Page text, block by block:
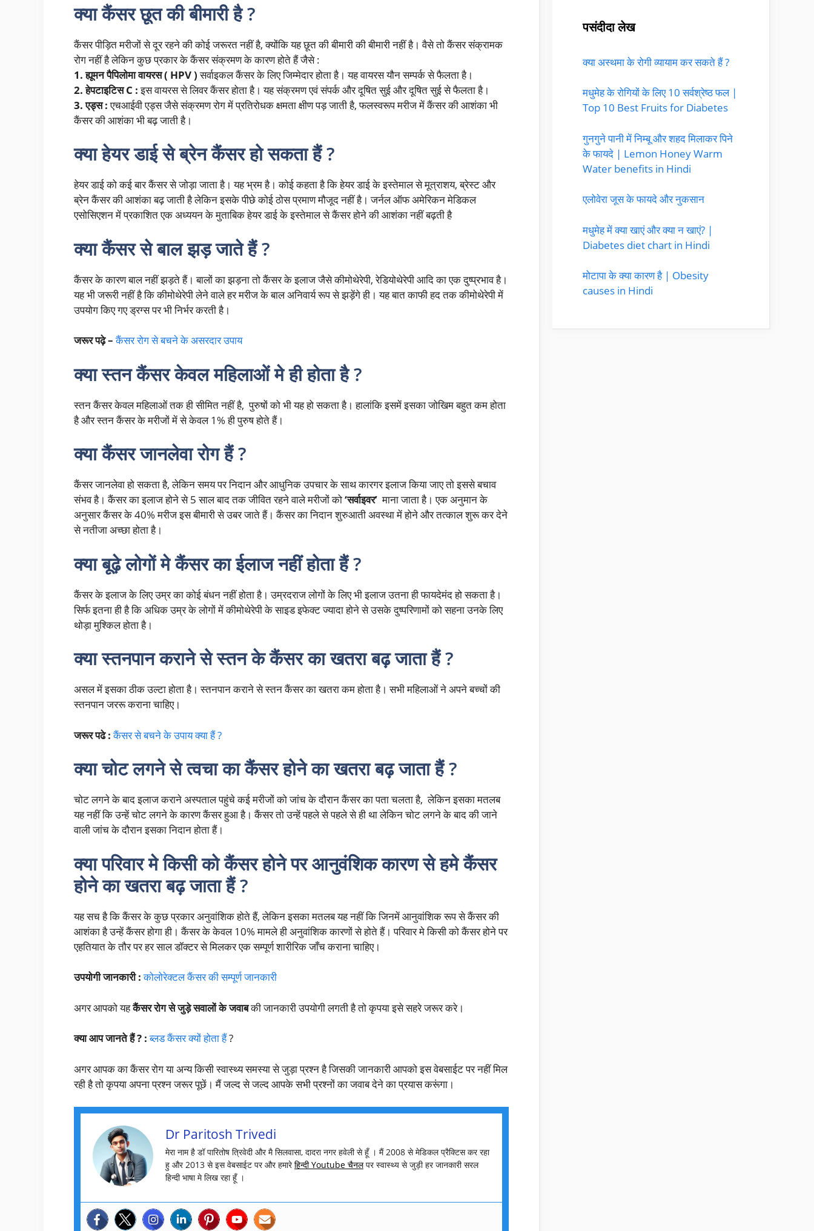
क्या कैंसर छूत की बीमारी है ?
कैंसर पीड़ित मरीजों से दूर रहने की कोई जरूरत नहीं है, क्योंकि यह छूत की बीमारी की बीमारी नहीं है। वैसे तो कैंसर संक्रामक
रोग नहीं है लेकिन कुछ प्रकार के कैंसर संक्रमण के कारण होते हैं जैसे :
1. ह्यूमन पैपिलोमा वायरस ( HPV )सर्वाइकल कैंसर के लिए जिम्मेदार होता है। यह वायरस यौन सम्पर्क से फैलता है।
2. हेपटाइटिस C :इस वायरस से लिवर कैंसर होता है। यह संक्रमण एवं संपर्क और दूषित सुई और दूषित सुई से फैलता है।
3. एड्स :एचआईवी एड्स जैसे संक्रमण रोग में प्रतिरोधक क्षमता क्षीण पड़ जाती है, फलस्वरूप मरीज में कैंसर की आशंका भी
कैंसर की आशंका भी बढ़ जाती है।
क्या हेयर डाई से ब्रेन कैंसर हो सकता हैं ?
हेयर डाई को कई बार कैंसर से जोड़ा जाता है। यह भ्रम है। कोई कहता है कि हेयर डाई के इस्तेमाल से मूत्राशय, ब्रेस्ट और
ब्रेन कैंसर की आशंका बढ़ जाती है लेकिन इसके पीछे कोई ठोस प्रमाण मौजूद नहीं है। जर्नल ऑफ अमेरिकन मेडिकल
एसोसिएशन में प्रकाशित एक अध्ययन के मुताबिक हेयर डाई के इस्तेमाल से कैंसर होने की आशंका नहीं बढ़ती है
क्या कैंसर से बाल झड़ जाते हैं ?
कैंसर के कारण बाल नहीं झड़ते हैं। बालों का झड़ना तो कैंसर के इलाज जैसे कीमोथेरेपी, रेडियोथेरेपी आदि का एक दुष्प्रभाव है।
यह भी जरूरी नहीं है कि कीमोथेरेपी लेने वाले हर मरीज के बाल अनिवार्य रूप से झड़ेंगे ही। यह बात काफी हद तक कीमोथेरेपी में
उपयोग किए गए ड्रग्स पर भी निर्भर करती है।
जरूर पढ़े –कैंसर रोग से बचने के असरदार उपाय
क्या स्तन कैंसर केवल महिलाओं मे ही होता है ?
स्तन कैंसर केवल महिलाओं तक ही सीमित नहीं है, पुरुषों को भी यह हो सकता है। हालांकि इसमें इसका जोखिम बहुत कम होता
है और स्तन कैंसर के मरीजों में से केवल 1% ही पुरुष होते हैं।
क्या कैंसर जानलेवा रोग हैं ?
कैंसर जानलेवा हो सकता है, लेकिन समय पर निदान और आधुनिक उपचार के साथ कारगर इलाज किया जाए तो इससे बचाव
संभव है। कैंसर का इलाज होने से 5 साल बाद तक जीवित रहने वाले मरीजों को‘सर्वाइवर’ माना जाता है। एक अनुमान के
अनुसार कैंसर के 40% मरीज इस बीमारी से उबर जाते हैं। कैंसर का निदान शुरुआती अवस्था में होने और तत्काल शुरू कर देने
से नतीजा अच्छा होता है।
क्या बूढ़े लोगों मे कैंसर का ईलाज नहीं होता हैं ?
कैंसर के इलाज के लिए उम्र का कोई बंधन नहीं होता है। उम्रदराज लोगों के लिए भी इलाज उतना ही फायदेमंद हो सकता है।
सिर्फ इतना ही है कि अधिक उम्र के लोगों में कीमोथेरेपी के साइड इफेक्ट ज्यादा होने से उसके दुष्परिणामों को सहना उनके लिए
थोड़ा मुश्किल होता है।
क्या स्तनपान कराने से स्तन के कैंसर का खतरा बढ़ जाता हैं ?
असल में इसका ठीक उल्टा होता है। स्तनपान कराने से स्तन कैंसर का खतरा कम होता है। सभी महिलाओं ने अपने बच्चों की
स्तनपान जररू कराना चाहिए।
जरूर पढे : कैंसर से बचने के उपाय क्या हैं ?
क्या चोट लगने से त्वचा का कैंसर होने का खतरा बढ़ जाता हैं ?
चोट लगने के बाद इलाज कराने अस्पताल पहुंचे कई मरीजों को जांच के दौरान कैंसर का पता चलता है, लेकिन इसका मतलब
यह नहीं कि उन्हें चोट लगने के कारण कैंसर हुआ है। कैंसर तो उन्हें पहले से पहले से ही था लेकिन चोट लगने के बाद की जाने
वाली जांच के दौरान इसका निदान होता हैं।
क्या परिवार मे किसी को कैंसर होने पर आनुवंशिक कारण से हमे कैंसर
होने का खतरा बढ़ जाता हैं ?
यह सच है कि कैंसर के कुछ प्रकार अनुवांशिक होते हैं, लेकिन इसका मतलब यह नहीं कि जिनमें आनुवांशिक रूप से कैंसर की
आशंका है उन्हें कैंसर होगा ही। कैंसर के केवल 10% मामले ही अनुवांशिक कारणों से होते हैं। परिवार मे किसी को कैंसर होने पर
एहतियात के तौर पर हर साल डॉक्टर से मिलकर एक सम्पूर्ण शारीरिक जाँच कराना चाहिए।
उपयोगी जानकारी : कोलोरेक्टल कैंसर की सम्पूर्ण जानकारी
अगर आपको यहकैंसर रोग से जुड़े सवालों के जवाबकी जानकारी उपयोगी लगती है तो कृपया इसे सहरे जरूर करे।
क्या आप जानते हैं ? : ब्लड कैंसर क्यों होता हैं?
अगर आपक का कैंसर रोग या अन्य किसी स्वास्थ्य समस्या से जुड़ा प्रश्न है जिसकी जानकारी आपको इस वेबसाईट पर नहीं मिल
रही है तो कृपया अपना प्रश्न जरूर पूछें। मैं जल्द से जल्द आपके सभी प्रश्नों का जवाब देने का प्रयास करूंगा।
Dr Paritosh Trivedi
मेरा नाम है डॉ पारितोष त्रिवेदी और मै सिलवासा, दादरा नगर हवेली से हूँ । मैं 2008 से मेडिकल प्रैक्टिस कर रहा
हु और 2013 से इस वेबसाईट पर और हमारेहिन्दी Youtube चैनलपर स्वास्थ्य से जुड़ी हर जानकारी सरल
हिन्दी भाषा मे लिख रहा हूँ ।
पसंदीदा लेख
क्या अस्थमा के रोगी व्यायाम कर सकते हैं ?
मधुमेह के रोगियों के लिए 10 सर्वश्रेष्ठ फल |
Top 10 Best Fruits for Diabetes
गुनगुने पानी में निम्बू और शहद मिलाकर पिने
के फायदे | Lemon Honey Warm
Water benefits in Hindi
एलोवेरा जूस के फायदे और नुकसान
मधुमेह में क्या खाएं और क्या न खाएं? |
Diabetes diet chart in Hindi
मोटापा के क्या कारण है | Obesity
causes in Hindi